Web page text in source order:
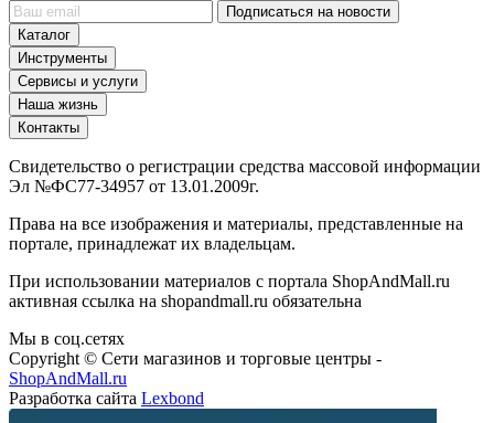
Подписаться на новости
Каталог
Инструменты
Сервисы и услуги
Наша жизнь
Контакты
Свидетельство о регистрации средства массовой информации
Эл №ФС77-34957 от 13.01.2009г.
Права на все изображения и материалы, представленные на
портале, принадлежат их владельцам.
При использовании материалов с портала ShopAndMall.ru
активная ссылка на shopandmall.ru обязательна
Мы в соц.сетях
Copyright © Сети магазинов и торговые центры -
ShopAndMall.ru
Разработка сайта Lexbond